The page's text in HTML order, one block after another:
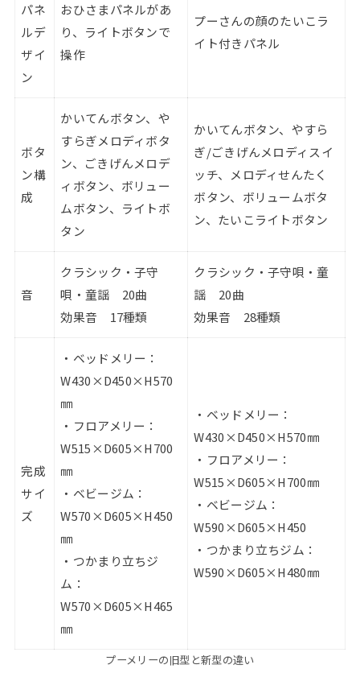
パネ
ルデ
ザイ
ン
おひさまパネルがあ
り、ライトボタンで
操作
プーさんの顔のたいこラ
イト付きパネル
ボタ
ン構
成
かいてんボタン、や
すらぎメロディボタ
ン、ごきげんメロデ
ィボタン、ボリュー
ムボタン、ライトボ
タン
かいてんボタン、やすら
ぎ/ごきげんメロディスイ
ッチ、メロディせんたく
ボタン、ボリュームボタ
ン、たいこライトボタン
音
クラシック・子守
唄・童謡 20曲
効果音 17種類
クラシック・子守唄・童
謡 20曲
効果音 28種類
完成
サイ
ズ
・ベッドメリー：
W430×D450×H570
㎜
・フロアメリー：
W515×D605×H700
㎜
・ベビージム：
W570×D605×H450
㎜
・つかまり立ちジ
ム：
W570×D605×H465
㎜
・ベッドメリー：
W430×D450×H570㎜
・フロアメリー：
W515×D605×H700㎜
・ベビージム：
W590×D605×H450
・つかまり立ちジム：
W590×D605×H480㎜
プーメリーの旧型と新型の違い